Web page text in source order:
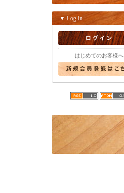
▼ Log In
はじめてのお客様へ